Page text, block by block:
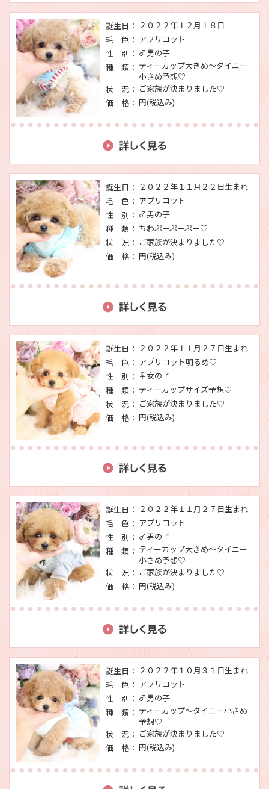
誕生日： ２０２２年１２月１８日
毛 色： アプリコット
性 別： ♂男の子
種 類： ティーカップ大きめ～タイニー
小さめ予想♡
状 況： ご家族が決まりました♡
価 格： 円(税込み)
誕生日： ２０２２年１１月２２日生まれ
毛 色： アプリコット
性 別： ♂男の子
種 類： ちわぷーぷーぷー♡
状 況： ご家族が決まりました♡
価 格： 円(税込み)
誕生日： ２０２２年１１月２７日生まれ
毛 色： アプリコット明るめ♡
性 別： ♀女の子
種 類： ティーカップサイズ予想♡
状 況： ご家族が決まりました♡
価 格： 円(税込み)
誕生日： ２０２２年１１月２７日生まれ
毛 色： アプリコット
性 別： ♂男の子
種 類： ティーカップ大きめ～タイニー
小さめ予想♡
状 況： ご家族が決まりました♡
価 格： 円(税込み)
誕生日： ２０２２年１０月３１日生まれ
毛 色： アプリコット
性 別： ♂男の子
種 類： ティーカップ～タイニー小さめ
予想♡
状 況： ご家族が決まりました♡
価 格： 円(税込み)